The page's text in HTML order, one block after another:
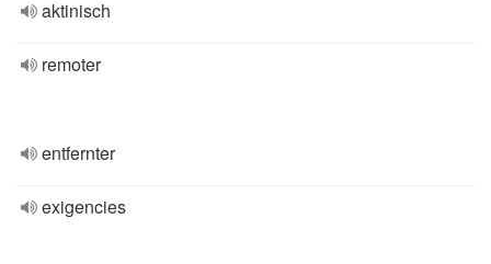
aktinisch
remoter
entfernter
exigencies